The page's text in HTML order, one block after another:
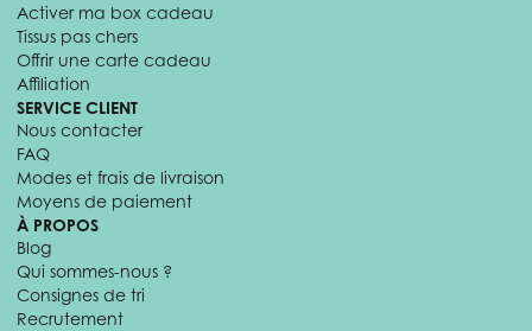
Activer ma box cadeau
Tissus pas chers
Offrir une carte cadeau
Affiliation
SERVICE CLIENT
Nous contacter
FAQ
Modes et frais de livraison
Moyens de paiement
À PROPOS
Blog
Qui sommes-nous ?
Consignes de tri
Recrutement